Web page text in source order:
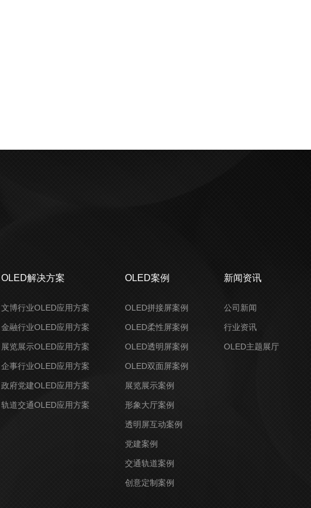
OLED解决方案
文博行业OLED应用方案
金融行业OLED应用方案
展览展示OLED应用方案
企事行业OLED应用方案
政府党建OLED应用方案
轨道交通OLED应用方案
OLED案例
OLED拼接屏案例
OLED柔性屏案例
OLED透明屏案例
OLED双面屏案例
展览展示案例
形象大厅案例
透明屏互动案例
党建案例
交通轨道案例
创意定制案例
新闻资讯
公司新闻
行业资讯
OLED主题展厅